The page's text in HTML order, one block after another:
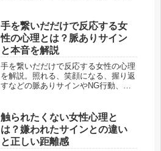
手を繋いだだけで反応する女
性の心理とは？脈ありサイン
と本音を解説
手を繋いだだけで反応する女性の心理
を解説。照れる、笑顔になる、握り返
すなどの脈ありサインやNG行動、自
触られたくない女性心理と
は？嫌われたサインとの違い
と正しい距離感